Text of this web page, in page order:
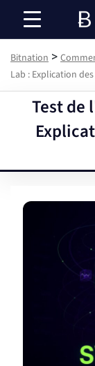
Bitnation >
Lab : Explication
Test de